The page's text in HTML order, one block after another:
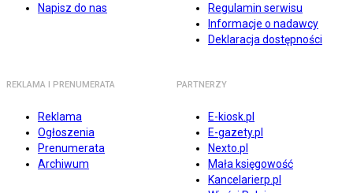
Napisz do nas
Regulamin serwisu
Informacje o nadawcy
Deklaracja dostępności
REKLAMA I PRENUMERATA
Reklama
Ogłoszenia
Prenumerata
Archiwum
PARTNERZY
E-kiosk.pl
E-gazety.pl
Nexto.pl
Mała księgowość
Kancelarierp.pl